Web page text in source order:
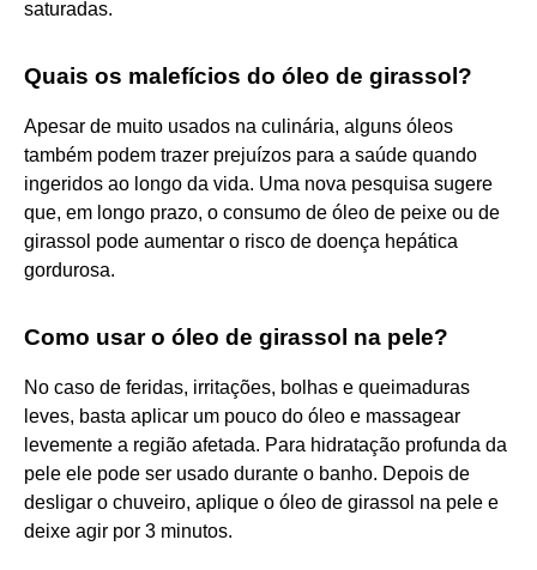
saturadas.
Quais os malefícios do óleo de girassol?
Apesar de muito usados na culinária, alguns óleos
também podem trazer prejuízos para a saúde quando
ingeridos ao longo da vida. Uma nova pesquisa sugere
que, em longo prazo, o consumo de óleo de peixe ou de
girassol pode aumentar o risco de doença hepática
gordurosa.
Como usar o óleo de girassol na pele?
No caso de feridas, irritações, bolhas e queimaduras
leves, basta aplicar um pouco do óleo e massagear
levemente a região afetada. Para hidratação profunda da
pele ele pode ser usado durante o banho. Depois de
desligar o chuveiro, aplique o óleo de girassol na pele e
deixe agir por 3 minutos.